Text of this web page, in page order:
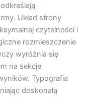
Układ strony
czytelności i
rozmieszczenie
wyróżnia się
na sekcje
Typografia
doskonałą